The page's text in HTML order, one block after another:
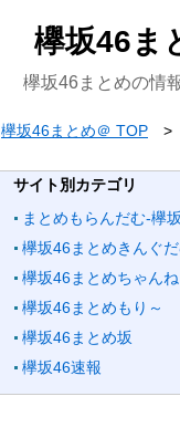
欅坂46ま
欅坂46まとめの情
欅坂46まとめ＠ TOP
サイト別カテゴリ
まとめもらんだむ-欅
欅坂46まとめきんぐ
欅坂46まとめちゃん
欅坂46まとめもり～
欅坂46まとめ坂
欅坂46速報